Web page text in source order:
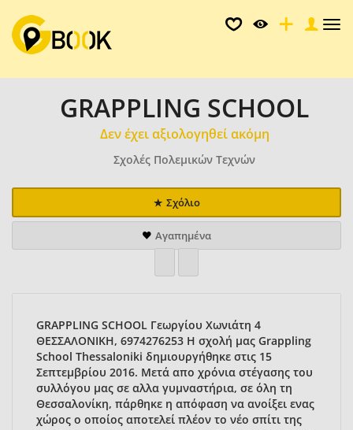
GRAPPLING SCHOOL
Δεν έχει αξιολογηθεί ακόμη
Σχολές Πολεμικών Τεχνών
Σχόλιο
Αγαπημένα
GRAPPLING SCHOOL Γεωργίου Χωνιάτη 4
ΘΕΣΣΑΛΟΝΙΚΗ, 6974276253 Η σχολή μας Grappling
School Thessaloniki δημιουργήθηκε στις 15
Σεπτεμβρίου 2016. Μετά απο χρόνια στέγασης του
συλλόγου μας σε αλλα γυμναστήρια, σε όλη τη
Θεσσαλονίκη, πάρθηκε η απόφαση να ανοίξει ενας
χώρος ο οποίος αποτελεί πλέον το νέο σπίτι της